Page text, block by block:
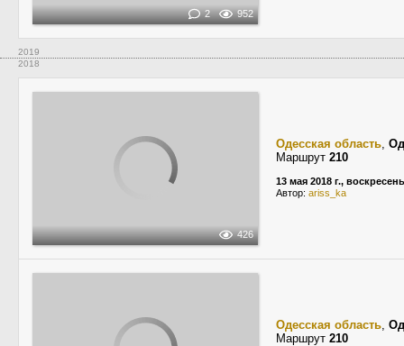
2 952
2019
2018
426
Одесская область,
Маршрут 210
13 мая 2018 г.,
Автор: ariss_ka
Одесская область,
Маршрут 210